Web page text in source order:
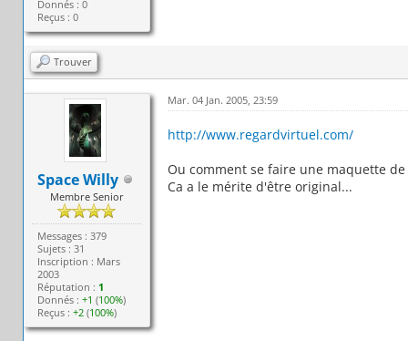
Donnés : 0
Reçus : 0
Trouver
Space Willy
Membre Senior
Messages : 379
Sujets : 31
Inscription : Mars
2003
Réputation : 1
Donnés :+1 (100%)
Reçus :+2 (100%)
Mar. 04 Jan. 2005, 23:59
http://www.regardvirtuel.com/
Ou comment se faire une maquette
Ca a le mérite d'être original...